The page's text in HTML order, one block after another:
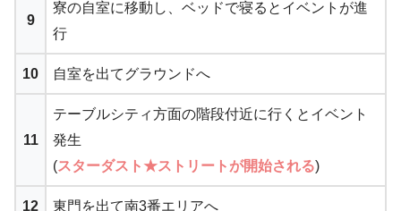
9
寮の自室に移動し、ベッドで寝るとイベントが進
行
10 自室を出てグラウンドへ
11
テーブルシティ方面の階段付近に行くとイベント
発生
(スターダスト★ストリートが開始される)
12 東門を出て南3番エリアへ